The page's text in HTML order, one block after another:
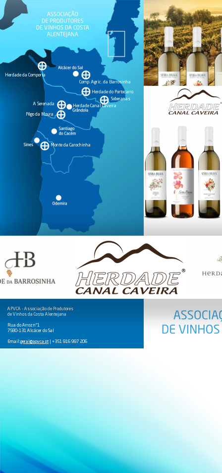
Soberanas
Pêgo da Moura
Herdade da Comporta
Herdade do Portocarro
A Serenada
Comp. Agric. da Barrosinha
Monte da Carochinha
Herdade Canal Caveira
APVCA - Associação de Produtores
de Vinhos da Costa Alentejana
Rua do Arroz nº1
7580-131 Alcácer do Sal
Email:geral@apvca.pt | +351 916 997 206